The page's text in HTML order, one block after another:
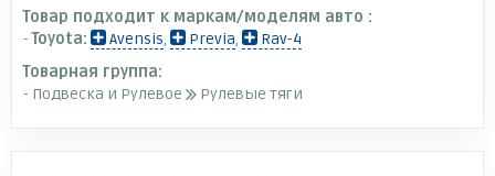
Товар подходит к маркам/моделям авто :
-Toyota: Avensis, Previa,
Rav-4
Товарная группа:
- Подвеска и Рулевое
Рулевые тяги